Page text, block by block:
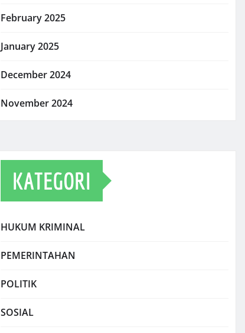
February 2025
January 2025
December 2024
November 2024
KATEGORI
HUKUM KRIMINAL
PEMERINTAHAN
POLITIK
SOSIAL